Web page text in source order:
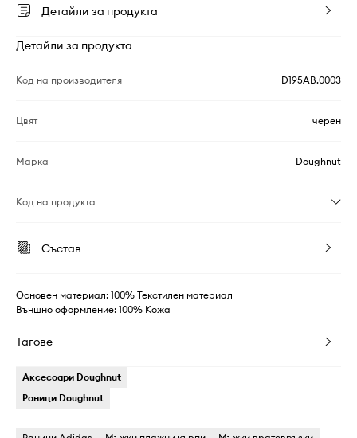
Детайли за продукта
Детайли за продукта
Код на производителя D195AB.0003
Цвят черен
Марка Doughnut
Код на продукта
Състав
Основен материал: 100% Текстилен материал
Външно оформление: 100% Кожа
Тагове
Аксесоари Doughnut
Раници Doughnut